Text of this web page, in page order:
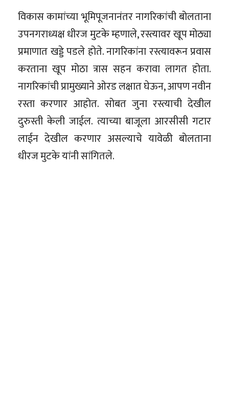
विकास कामांच्या भूमिपूजनानंतर नागरिकांची बोलताना
उपनगराध्यक्ष धीरज मुटके म्हणाले, रस्त्यावर खूप मोठ्या
प्रमाणात खड्डे पडले होते. नागरिकांना रस्त्यावरून प्रवास
करताना खूप मोठा त्रास सहन करावा लागत होता.
नागरिकांची प्रामुख्याने ओरड लक्षात घेऊन, आपण नवीन
रस्ता करणार आहोत. सोबत जुना रस्त्याची देखील
दुरुस्ती केली जाईल. त्याच्या बाजूला आरसीसी गटार
लाईन देखील करणार असल्याचे यावेळी बोलताना
धीरज मुटके यांनी सांगितले.